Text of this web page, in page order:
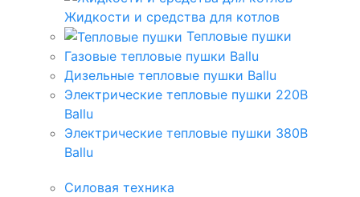
Жидкости и средства для котлов
Тепловые пушки
Газовые тепловые пушки Ballu
Дизельные тепловые пушки Ballu
Электрические тепловые пушки 220В
Ballu
Электрические тепловые пушки 380В
Ballu
Силовая техника